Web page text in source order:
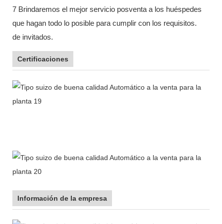
7 Brindaremos el mejor servicio posventa a los huéspedes
que hagan todo lo posible para cumplir con los requisitos.
de invitados.
Certificaciones
Información de la empresa